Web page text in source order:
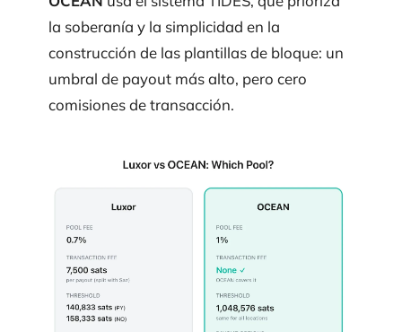
la soberanía y la simplicidad en la
construcción de las plantillas de bloque: un
umbral de payout más alto, pero cero
comisiones de transacción.